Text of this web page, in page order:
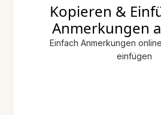
Kopieren &
Anmerkungen
Einfach Anmerkungen
einfügen